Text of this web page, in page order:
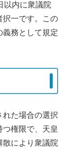
以内に衆議院
択一です。この
義務として規定
れた場合の選択
権限で、天皇
散により衆議院